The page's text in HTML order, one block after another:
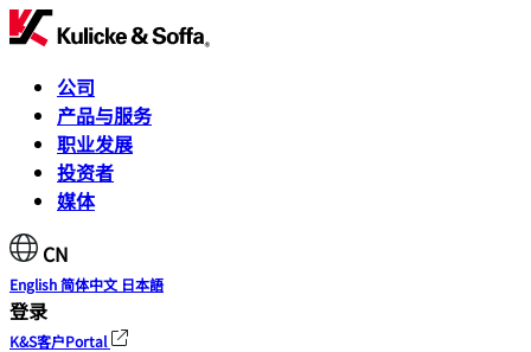
公司
产品与服务
职业发展
投资者
媒体
CN
English简体中文 日本語
登录
K&S客户Portal